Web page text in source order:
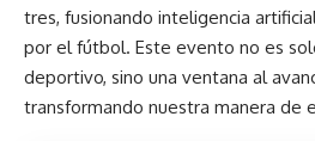
tres, fusionando inteligencia
por el fútbol. Este evento no es
deportivo, sino una ventana al
transformando nuestra manera de